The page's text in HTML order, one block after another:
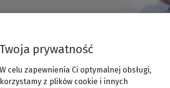
potrzeb danej organizacji
konkretnych
siedzibie Klienta)
Twoja prywatność
W celu zapewnienia Ci optymalnej obsługi,
korzystamy z plików cookie i innych